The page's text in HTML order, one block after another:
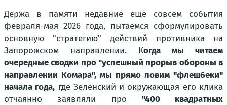
Держа в памяти недавние еще совсем события
февраля-мая 2026 года, пытаемся сформулировать
основную "стратегию" действий противника на
Запорожском направлении. Когда мы читаем
очередные сводки про "успешный прорыв обороны в
направлении Комара", мы прямо ловим "флешбеки"
начала года, где Зеленский и окружающая его клика
отчаянно заявляли про "400 квадратных